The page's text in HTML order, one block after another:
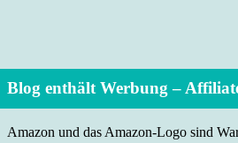
Blog enthält Werbung –
Amazon und das Amazon-Logo sind